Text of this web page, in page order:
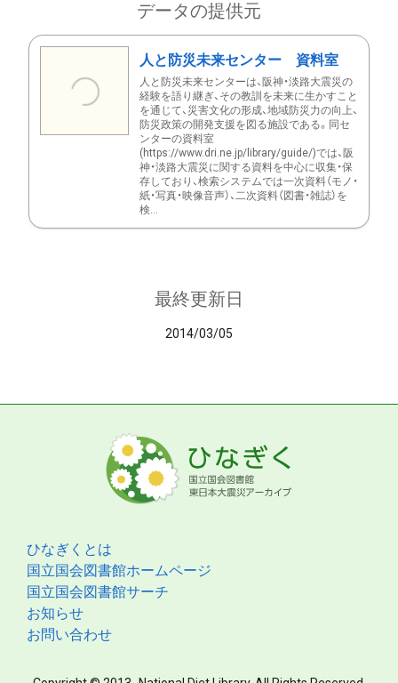
データの提供元
人と防災未来センター 資料室
人と防災未来センターは、阪神・淡路大震災の
経験を語り継ぎ、その教訓を未来に生かすこと
を通じて、災害文化の形成、地域防災力の向上、
防災政策の開発支援を図る施設である。同セ
ンターの資料室
(https://www.dri.ne.jp/library/guide/)では、阪
神・淡路大震災に関する資料を中心に収集・保
存しており、検索システムでは一次資料（モノ・
紙・写真・映像音声）、二次資料（図書・雑誌）を
検...
最終更新日
2014/03/05
ひなぎくとは
国立国会図書館ホームページ
国立国会図書館サーチ
お知らせ
お問い合わせ